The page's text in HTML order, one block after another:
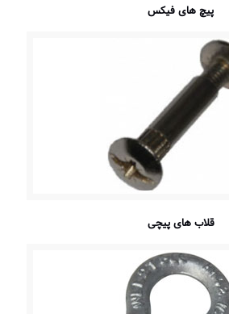
پیچ های فیکس
قلاب های پیچی